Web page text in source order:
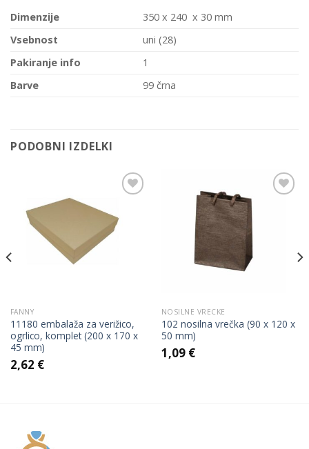
Dimenzije
350 x 240 x 30 mm
Vsebnost
uni (28)
Pakiranje info
1
Barve
99 črna
PODOBNI IZDELKI
Add to
FANNY
11180 embalaža za verižico,
ogrlico, komplet (200 x 170 x
45 mm)
2,62 €
NOSILNE VRECKE
102 nosilna vrečka (90 x 120 x
50 mm)
1,09 €